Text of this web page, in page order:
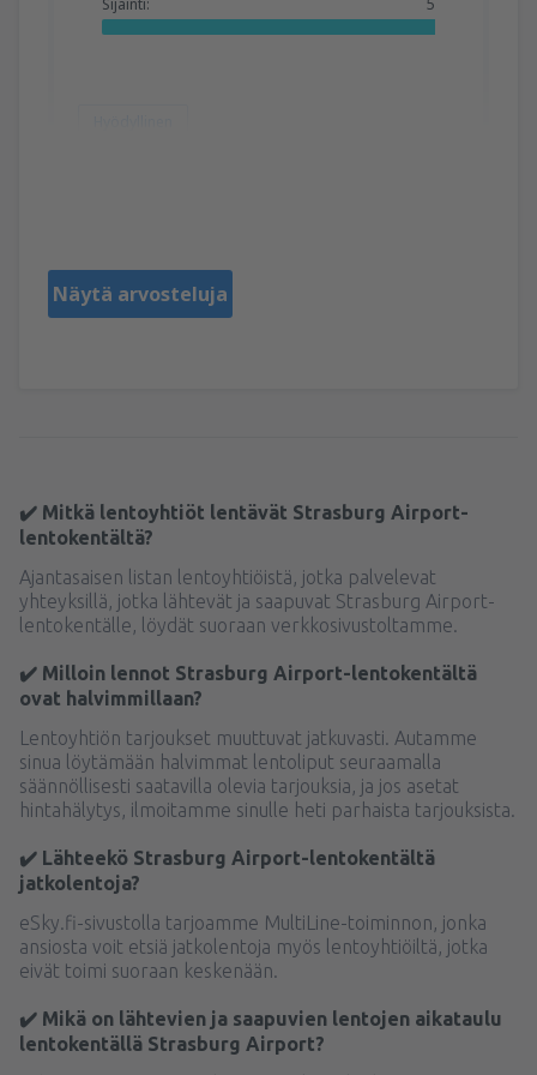
Näytä arvosteluja
✔️ Mitkä lentoyhtiöt lentävät Strasburg Airport-
lentokentältä?
Ajantasaisen listan lentoyhtiöistä, jotka palvelevat
yhteyksillä, jotka lähtevät ja saapuvat Strasburg Airport-
lentokentälle, löydät suoraan verkkosivustoltamme.
✔️ Milloin lennot Strasburg Airport-lentokentältä
ovat halvimmillaan?
Lentoyhtiön tarjoukset muuttuvat jatkuvasti. Autamme
sinua löytämään halvimmat lentoliput seuraamalla
säännöllisesti saatavilla olevia tarjouksia, ja jos asetat
hintahälytys, ilmoitamme sinulle heti parhaista tarjouksista.
✔️ Lähteekö Strasburg Airport-lentokentältä
jatkolentoja?
eSky.fi-sivustolla tarjoamme MultiLine-toiminnon, jonka
ansiosta voit etsiä jatkolentoja myös lentoyhtiöiltä, jotka
eivät toimi suoraan keskenään.
✔️ Mikä on lähtevien ja saapuvien lentojen aikataulu
lentokentällä Strasburg Airport?